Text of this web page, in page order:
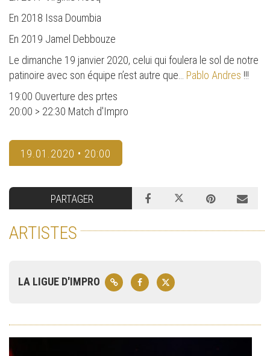
En 2018 Issa Doumbia
En 2019 Jamel Debbouze
Le dimanche 19 janvier 2020, celui qui foulera le sol de notre
patinoire avec son équipe n’est autre que… Pablo Andres !!!
19:00 Ouverture des prtes
20:00 > 22:30 Match d'Impro
19.01.2020 • 20:00
PARTAGER
ARTISTES
LA LIGUE D'IMPRO